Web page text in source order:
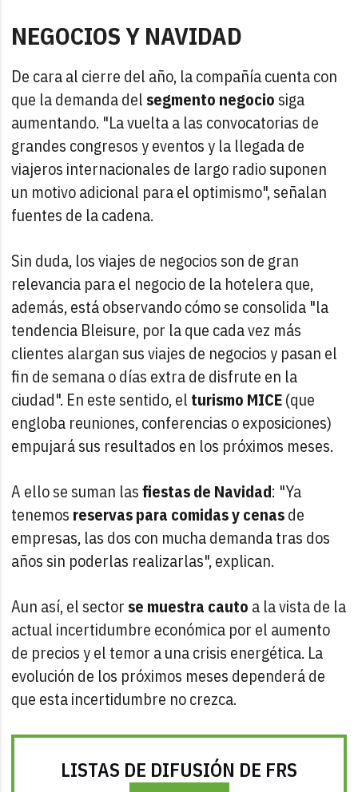
NEGOCIOS Y NAVIDAD
De cara al cierre del año, la compañía cuenta con
que la demanda del segmento negocio siga
aumentando. "La vuelta a las convocatorias de
grandes congresos y eventos y la llegada de
viajeros internacionales de largo radio suponen
un motivo adicional para el optimismo", señalan
fuentes de la cadena.
Sin duda, los viajes de negocios son de gran
relevancia para el negocio de la hotelera que,
además, está observando cómo se consolida "la
tendencia Bleisure, por la que cada vez más
clientes alargan sus viajes de negocios y pasan el
fin de semana o días extra de disfrute en la
ciudad". En este sentido, el turismo MICE(que
engloba reuniones, conferencias o exposiciones)
empujará sus resultados en los próximos meses.
A ello se suman lasfiestas de Navidad: "Ya
tenemos reservas para comidas y cenasde
empresas, las dos con mucha demanda tras dos
años sin poderlas realizarlas", explican.
Aun así, el sector se muestra cauto a la vista de la
actual incertidumbre económica por el aumento
de precios y el temor a una crisis energética. La
evolución de los próximos meses dependerá de
que esta incertidumbre no crezca.
LISTAS DE DIFUSIÓN DE FRS